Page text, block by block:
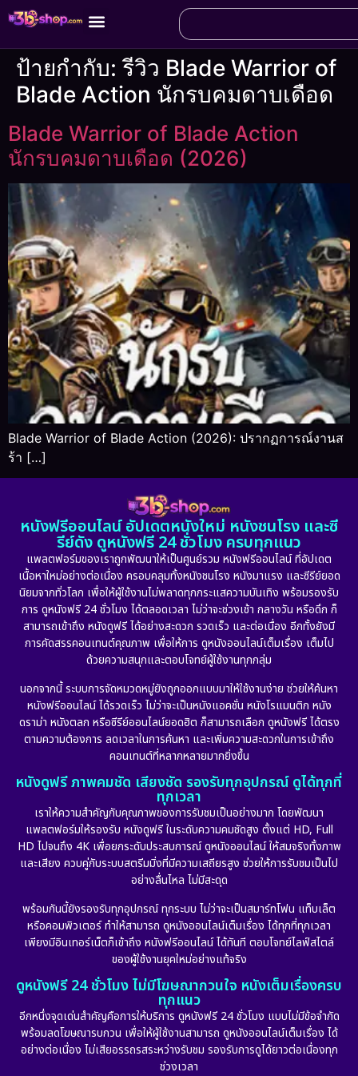
ป้ายกำกับ:รีวิว Blade Warrior of
Blade Action นักรบคมดาบเดือด
Blade Warrior of Blade Action
นักรบคมดาบเดือด (2026)
Blade Warrior of Blade Action (2026): ปรากฏการณ์งานส
ร้า […]
หนังฟรีออนไลน์ อัปเดตหนังใหม่ หนังชนโรง และซี
รีย์ดัง ดูหนังฟรี 24 ชั่วโมง ครบทุกแนว
แพลตฟอร์มของเราถูกพัฒนาให้เป็นศูนย์รวม หนังฟรีออนไลน์ ที่อัปเดต
เนื้อหาใหม่อย่างต่อเนื่อง ครอบคลุมทั้งหนังชนโรง หนังมาแรง และซีรีย์ยอด
นิยมจากทั่วโลก เพื่อให้ผู้ใช้งานไม่พลาดทุกกระแสความบันเทิง พร้อมรองรับ
การ ดูหนังฟรี 24 ชั่วโมง ได้ตลอดเวลา ไม่ว่าจะช่วงเช้า กลางวัน หรือดึก ก็
สามารถเข้าถึง หนังดูฟรี ได้อย่างสะดวก รวดเร็ว และต่อเนื่อง อีกทั้งยังมี
การคัดสรรคอนเทนต์คุณภาพ เพื่อให้การ ดูหนังออนไลน์เต็มเรื่อง เต็มไป
ด้วยความสนุกและตอบโจทย์ผู้ใช้งานทุกกลุ่ม
นอกจากนี้ ระบบการจัดหมวดหมู่ยังถูกออกแบบมาให้ใช้งานง่าย ช่วยให้ค้นหา
หนังฟรีออนไลน์ ได้รวดเร็ว ไม่ว่าจะเป็นหนังแอคชั่น หนังโรแมนติก หนัง
ดราม่า หนังตลก หรือซีรีย์ออนไลน์ยอดฮิต ก็สามารถเลือก ดูหนังฟรี ได้ตรง
ตามความต้องการ ลดเวลาในการค้นหา และเพิ่มความสะดวกในการเข้าถึง
คอนเทนต์ที่หลากหลายมากยิ่งขึ้น
หนังดูฟรี ภาพคมชัด เสียงชัด รองรับทุกอุปกรณ์ ดูได้ทุกที่
ทุกเวลา
เราให้ความสำคัญกับคุณภาพของการรับชมเป็นอย่างมาก โดยพัฒนา
แพลตฟอร์มให้รองรับ หนังดูฟรี ในระดับความคมชัดสูง ตั้งแต่ HD, Full
HD ไปจนถึง 4K เพื่อยกระดับประสบการณ์ ดูหนังออนไลน์ ให้สมจริงทั้งภาพ
และเสียง ควบคู่กับระบบสตรีมมิ่งที่มีความเสถียรสูง ช่วยให้การรับชมเป็นไป
อย่างลื่นไหล ไม่มีสะดุด
พร้อมกันนี้ยังรองรับทุกอุปกรณ์ ทุกระบบ ไม่ว่าจะเป็นสมาร์ทโฟน แท็บเล็ต
หรือคอมพิวเตอร์ ทำให้สามารถ ดูหนังออนไลน์เต็มเรื่อง ได้ทุกที่ทุกเวลา
เพียงมีอินเทอร์เน็ตก็เข้าถึง หนังฟรีออนไลน์ ได้ทันที ตอบโจทย์ไลฟ์สไตล์
ของผู้ใช้งานยุคใหม่อย่างแท้จริง
ดูหนังฟรี 24 ชั่วโมง ไม่มีโฆษณากวนใจ หนังเต็มเรื่องครบ
ทุกแนว
อีกหนึ่งจุดเด่นสำคัญคือการให้บริการ ดูหนังฟรี 24 ชั่วโมง แบบไม่มีข้อจำกัด
พร้อมลดโฆษณารบกวน เพื่อให้ผู้ใช้งานสามารถ ดูหนังออนไลน์เต็มเรื่อง ได้
อย่างต่อเนื่อง ไม่เสียอรรถรสระหว่างรับชม รองรับการดูได้ยาวต่อเนื่องทุก
ช่วงเวลา